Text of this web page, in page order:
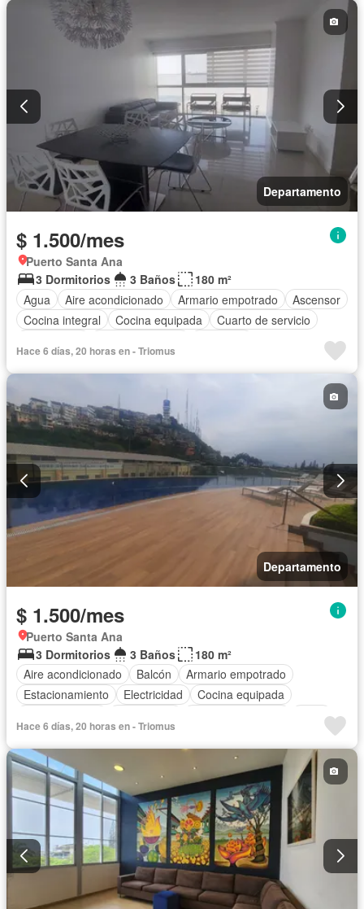
Seguridad Piscina
Departamento
$ 1.500/mes
Puerto Santa Ana
3 Dormitorios
3 Baños
180 m²
Agua
Aire acondicionado Armario empotrado
Ascensor
Cocina integral
Cocina equipada
Cuarto de servicio
Garita de guardianía
Jacuzzi
Completamente amoblado
Hace 6 días, 20 horas en - Triomus
Departamento
$ 1.500/mes
Puerto Santa Ana
3 Dormitorios
3 Baños
180 m²
Aire acondicionado
Balcón
Armario empotrado
Estacionamiento
Electricidad
Cocina equipada
Patio
Parrilla Garita de guardianía
Ascensor
Piscina
Completamente amoblado
Hace 6 días, 20 horas en - Triomus